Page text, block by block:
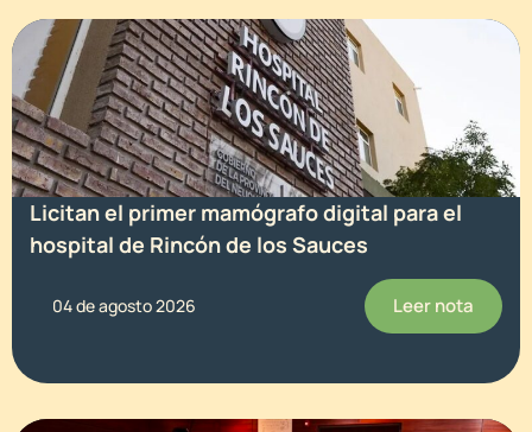
Licitan el primer mamógrafo digital para el
hospital de Rincón de los Sauces
04 de agosto 2026 Leer nota